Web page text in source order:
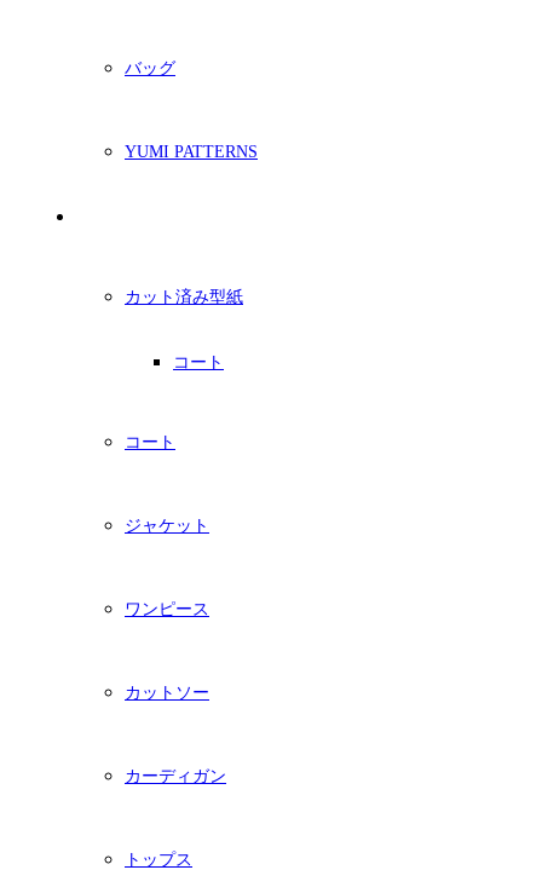
バッグ
YUMI PATTERNS
カット済み型紙
コート
コート
ジャケット
ワンピース
カットソー
カーディガン
トップス